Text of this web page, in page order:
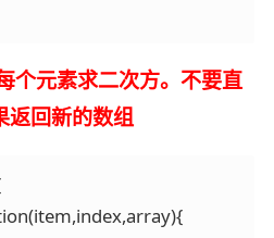
个元素求二次方。不要直
回新的数组